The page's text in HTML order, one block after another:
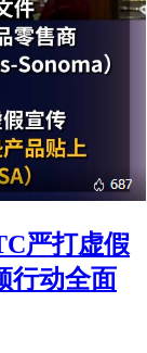
严打虚假
行动全面